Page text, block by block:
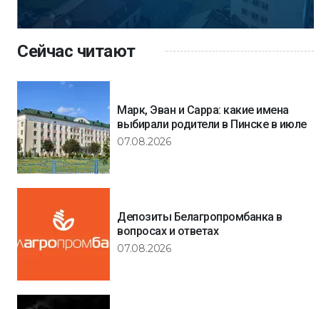
Сейчас читают
Марк, Эван и Сарра: какие имена
выбирали родители в Пинске в июле
07.08.2026
Депозиты Белагропромбанка в
вопросах и ответах
07.08.2026